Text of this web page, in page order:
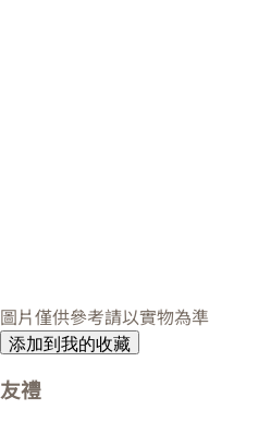
圖片僅供參考請以實物為準
添加到我的收藏
友禮